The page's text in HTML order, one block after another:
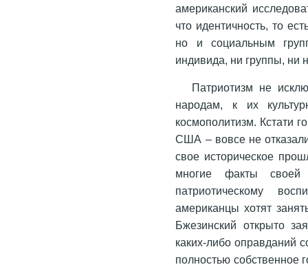
американский
что идентичность, то
но и социальным
индивида, ни группы, ни
Патриотизм не
народам, к их
космополитизм. Кстати
США – вовсе не
свое историческое
многие факты
патриотическому
американцы хотят
Бжезинский открыто
каких-либо оправданий
полностью собственное